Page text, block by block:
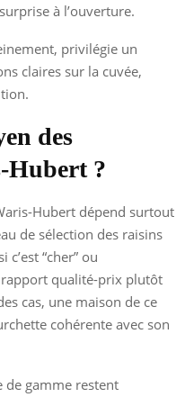
à l’ouverture.
privilégie un
claires sur la cuvée,
des
Hubert ?
Hubert dépend surtout
de sélection des raisins
“cher” ou
rapport qualité-prix plutôt
cas, une maison de ce
cohérente avec son
de gamme restent